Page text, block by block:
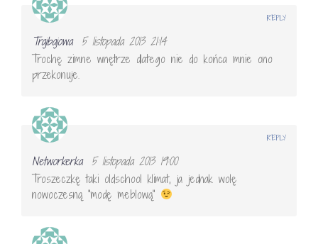
Trajbajowa
5 listopada 2013 21:14
Trochę zimne wnętrze dlatego nie do końca mnie ono
przekonuje.
REPLY
Networkerka
5 listopada 2013 19:00
Troszeczkę taki oldschool klimat, ja jednak wolę
nowoczesną "modę meblową"
REPLY